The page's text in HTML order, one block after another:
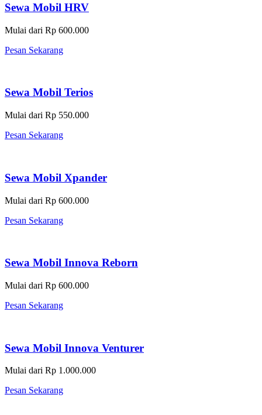
Sewa Mobil HRV
Mulai dari Rp 600.000
Pesan Sekarang
Sewa Mobil Terios
Mulai dari Rp 550.000
Pesan Sekarang
Sewa Mobil Xpander
Mulai dari Rp 600.000
Pesan Sekarang
Sewa Mobil Innova Reborn
Mulai dari Rp 600.000
Pesan Sekarang
Sewa Mobil Innova Venturer
Mulai dari Rp 1.000.000
Pesan Sekarang